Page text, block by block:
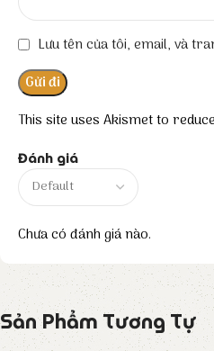
Đánh giá
Chưa có đánh giá nào.
Lưu tên của tôi, email, và
This site uses Akismet to
Sản Phẩm Tương Tự